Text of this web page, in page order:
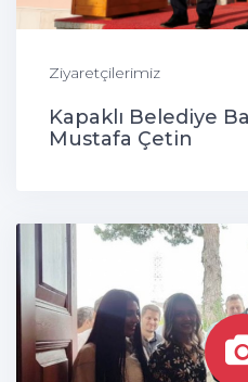
Ziyaretçilerimiz
Kapaklı Belediye
Mustafa Çetin